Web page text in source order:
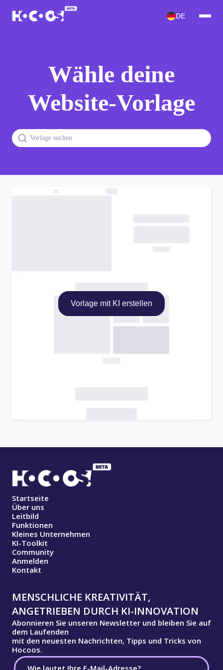
DE
Wähle deine
Website-Vorlage
Vorlage mit KI erstellen
Startseite
Über uns
Leitbild
Funktionen
Kleines Unternehmen
KI-Toolkit
Community
Anmelden
Kontakt
MENSCHLICHE KREATIVITÄT,
ANGETRIEBEN DURCH KI-INNOVATION
Abonnieren Sie unseren Newsletter und bleiben Sie auf
dem Laufenden
mit den neuesten Nachrichten, Tipps und Tricks von
Hocoos.